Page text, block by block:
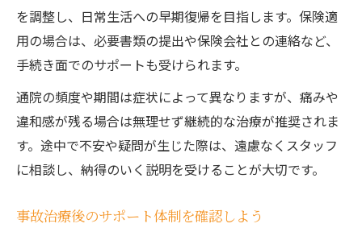
を調整し、日常生活への早期復帰を目指します。保険適
用の場合は、必要書類の提出や保険会社との連絡など、
手続き面でのサポートも受けられます。
通院の頻度や期間は症状によって異なりますが、痛みや
違和感が残る場合は無理せず継続的な治療が推奨されま
す。途中で不安や疑問が生じた際は、遠慮なくスタッフ
に相談し、納得のいく説明を受けることが大切です。
事故治療後のサポート体制を確認しよう